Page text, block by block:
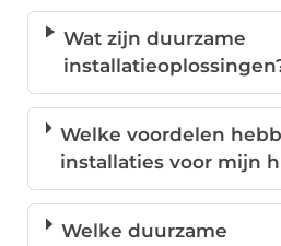
Wat zijn duurzame
Welke voordelen
installaties voor mijn
Welke duurzame